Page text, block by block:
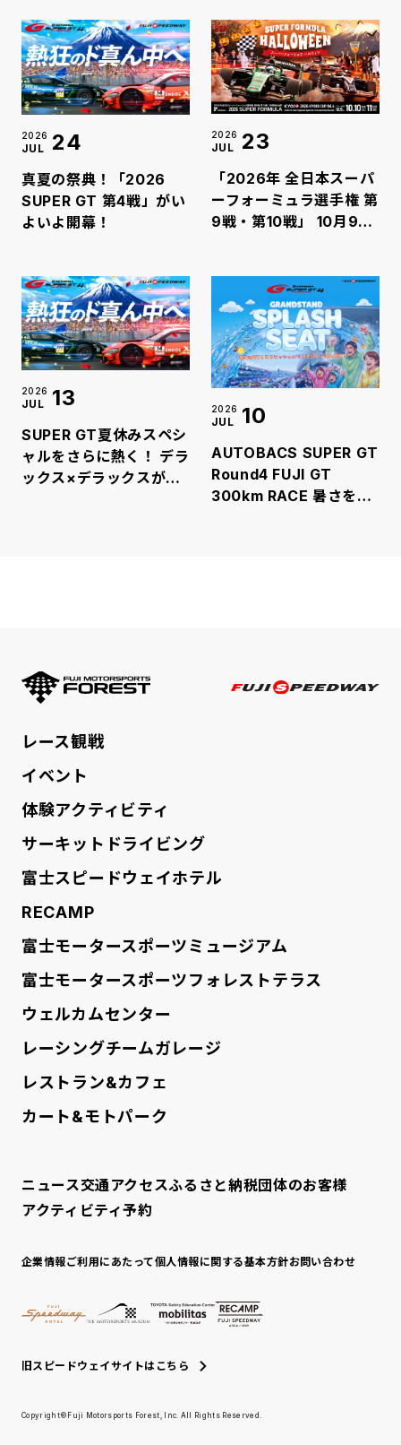
真夏の祭典！「2026
SUPER GT 第4戦」がい
よいよ開幕！
2026
JUL 24
「2026年 全日本スーパ
ーフォーミュラ選手権 第
9戦・第10戦」 10月9日
ト販売開始！
2026
JUL 23
SUPER GT夏休みスペシ
ャルをさらに熱く！ デラ
ックス×デラックスが富
2026
JUL 13
AUTOBACS SUPER GT
Round4 FUJI GT
300km RACE 暑さをエ
2026
JUL 10
FUJI MOTORSPORTS
FUJI
レース観戦
イベント
体験アクティビティ
サーキットドライビング
富士スピードウェイホテル
RECAMP
富士モータースポーツミュージアム
富士モータースポーツフォレストテラス
ウェルカムセンター
レーシングチームガレージ
レストラン&カフェ
カート&モトパーク
ニュース交通アクセスふるさと納税団体のお客様
アクティビティ予約
企業情報ご利用にあたって個人情報に関する基本方針お問い合わせ
旧スピードウェイサイトはこちら
Copyright©Fuji Motorsports Forest, Inc. All Rights Reserved.